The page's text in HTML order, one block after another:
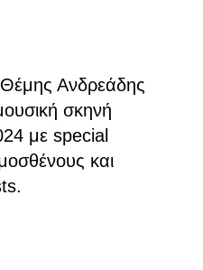
Ανδρεάδης
σκηνή
με special
και